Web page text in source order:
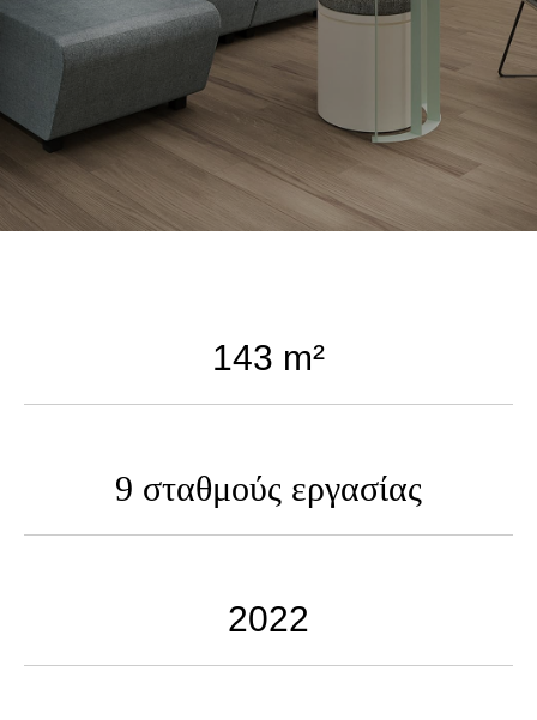
143 m²
9 σταθμούς εργασίας
2022